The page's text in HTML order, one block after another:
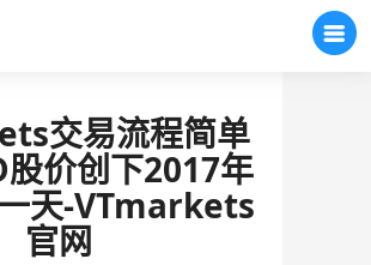
交易流程简单
价创下2017年
天-VTmarkets
官网